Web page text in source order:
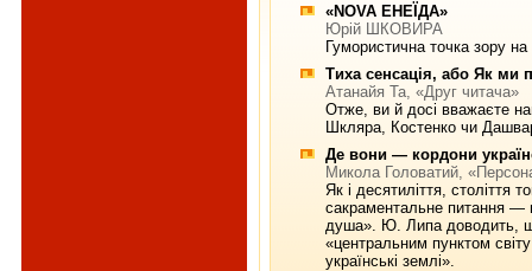
«NOVA ЕНЕЇДА»
Юрій ШКОВИРА
Гумористична точка зору на
Тиха сенсація, або Як ми
Атанайя Та, «Друг читача»
Отже, ви й досі вважаєте
Шкляра, Костенко чи
Де вони — кордони
Микола Головатий,
Як і десятиліття, століття
сакраментальне питання —
душа». Ю. Липа доводить,
«центральним пунктом
українські землі».